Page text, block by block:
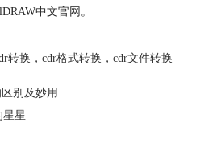
中文官网。
转换 ， cdr格式转换 ， cdr文件转换
别及妙用
星星